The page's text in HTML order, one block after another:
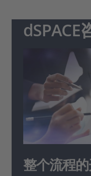
dSPACE
整个流程